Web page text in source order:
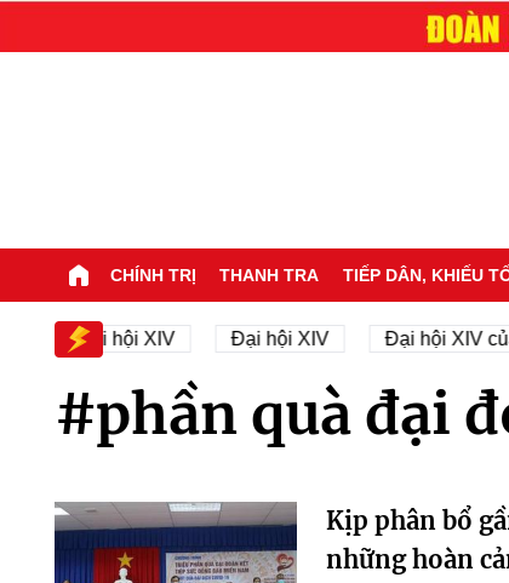
CHÍNH TRỊ THANH TRA TIẾP DÂN, KHIẾU
sự Đại hội XIV Đại hội XIV Đại hội XIV
#phần quà đại
Kịp phân bổ
những hoàn